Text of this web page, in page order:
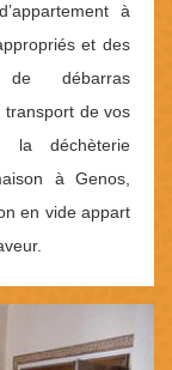
à
et des
de débarras
transport de vos
la déchèterie
à Genos,
en vide appart